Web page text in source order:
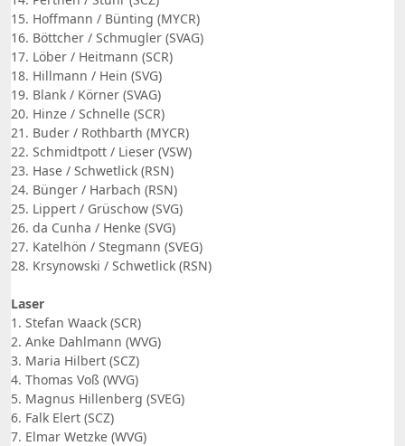
15. Hoffmann / Bünting (MYCR)
16. Böttcher / Schmugler (SVAG)
17. Löber / Heitmann (SCR)
18. Hillmann / Hein (SVG)
19. Blank / Körner (SVAG)
20. Hinze / Schnelle (SCR)
21. Buder / Rothbarth (MYCR)
22. Schmidtpott / Lieser (VSW)
23. Hase / Schwetlick (RSN)
24. Bünger / Harbach (RSN)
25. Lippert / Grüschow (SVG)
26. da Cunha / Henke (SVG)
27. Katelhön / Stegmann (SVEG)
28. Krsynowski / Schwetlick (RSN)
Laser
1. Stefan Waack (SCR)
2. Anke Dahlmann (WVG)
3. Maria Hilbert (SCZ)
4. Thomas Voß (WVG)
5. Magnus Hillenberg (SVEG)
6. Falk Elert (SCZ)
7. Elmar Wetzke (WVG)